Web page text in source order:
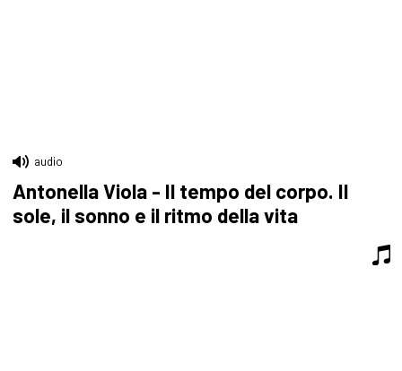
audio
Antonella Viola - Il tempo del corpo. Il
sole, il sonno e il ritmo della vita